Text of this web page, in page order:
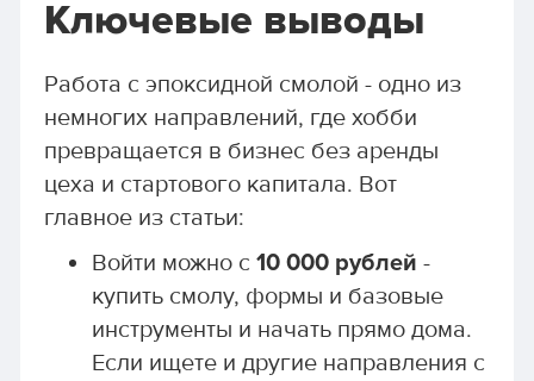
Ключевые выводы
Работа с эпоксидной смолой - одно из
немногих направлений, где хобби
превращается в бизнес без аренды
цеха и стартового капитала. Вот
главное из статьи:
Войти можно с 10 000 рублей -
купить смолу, формы и базовые
инструменты и начать прямо дома.
Если ищете и другие направления с